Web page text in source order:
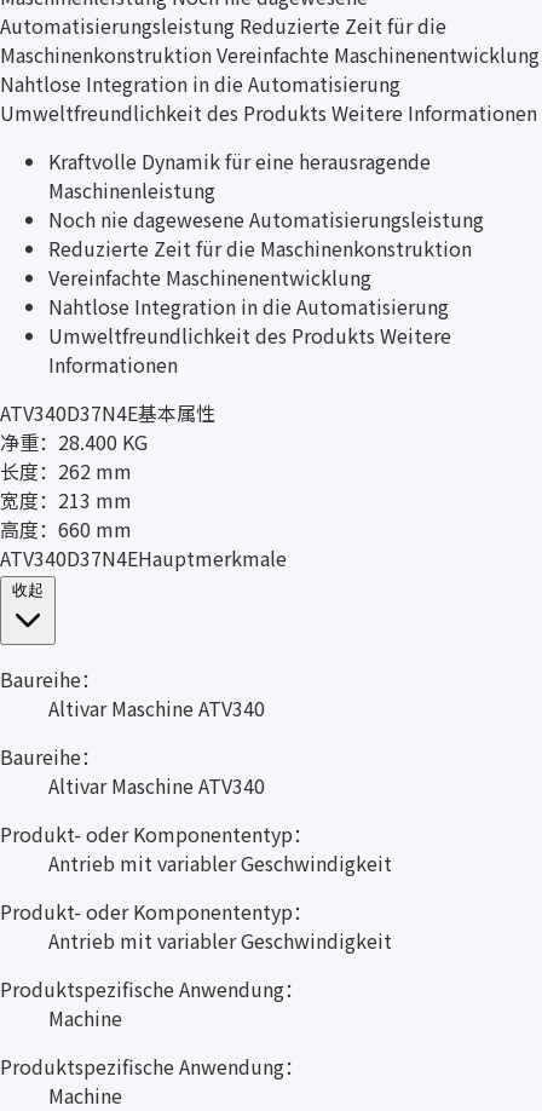
Automatisierungsleistung Reduzierte Zeit für die
Maschinenkonstruktion Vereinfachte Maschinenentwicklung
Nahtlose Integration in die Automatisierung
Umweltfreundlichkeit des Produkts Weitere Informationen
Kraftvolle Dynamik für eine herausragende
Maschinenleistung
Noch nie dagewesene Automatisierungsleistung
Reduzierte Zeit für die Maschinenkonstruktion
Vereinfachte Maschinenentwicklung
Nahtlose Integration in die Automatisierung
Umweltfreundlichkeit des Produkts Weitere
Informationen
ATV340D37N4E基本属性
净重：28.400 KG
长度：262 mm
宽度：213 mm
高度：660 mm
ATV340D37N4EHauptmerkmale
Baureihe：
Altivar Maschine ATV340
Baureihe：
Altivar Maschine ATV340
Produkt- oder Komponententyp：
Antrieb mit variabler Geschwindigkeit
Produkt- oder Komponententyp：
Antrieb mit variabler Geschwindigkeit
Produktspezifische Anwendung：
Machine
Produktspezifische Anwendung：
Machine